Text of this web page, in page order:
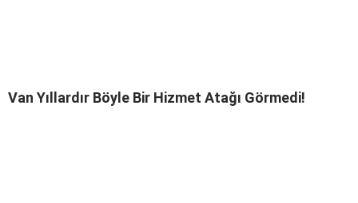
Van Yıllardır Böyle Bir Hizmet Atağı Görmedi!